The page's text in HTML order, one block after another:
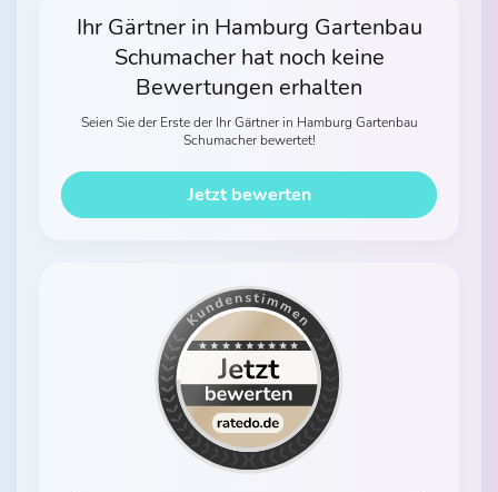
Ihr Gärtner in Hamburg Gartenbau
Schumacher hat noch keine
Bewertungen erhalten
Seien Sie der Erste der Ihr Gärtner in Hamburg Gartenbau
Schumacher bewertet!
Jetzt bewerten